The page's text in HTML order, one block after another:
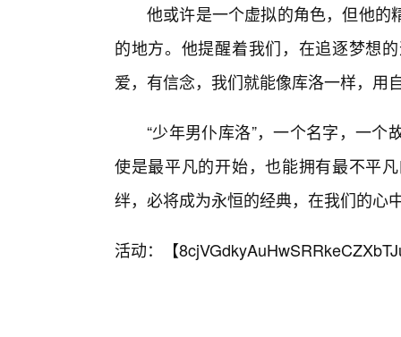
他或许是一个虚拟的角色，但他的
的地方。他提醒着我们，在追逐梦想
爱，有信念，我们就能像库洛一样，用
“少年男仆库洛”，一个名字，一
使是最平凡的开始，也能拥有最不平
绊，必将成为永恒的经典，在我们的心
活动：【